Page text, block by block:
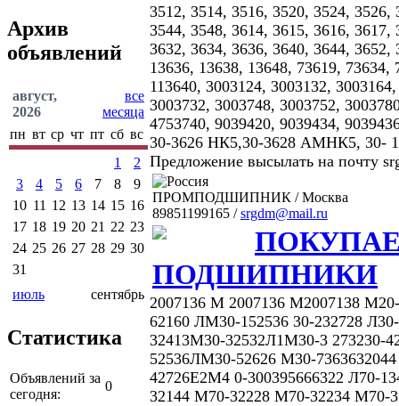
Архив
объявлений
август,
2026
все
месяца
пн вт ср чт пт сб вс
1
2
3
4 5 6 7 8
9
10 11 12 13 14 15 16
17 18 19 20 21 22 23
24 25 26 27 28 29 30
31
июль
сентябрь
Статистика
Объявлений за
сегодня:
0
3512, 3514, 3516, 3520, 3524,
3544, 3548, 3614, 3615, 3616,
3632, 3634, 3636, 3640, 3644,
13636, 13638, 13648, 73619, 73634,
113640, 3003124, 3003132,
3003732, 3003748, 3003752,
4753740, 9039420, 9039434,
30-3626 НК5,30-3628 АМНК5, 30-
Предложение высылать на почту
ПРОМПОДШИПНИК / Москва
89851199165 /srgdm@mail.ru
ПОДШИПНИКИ
2007136 М 2007136 М2007138
62160 ЛМ30-152536 30-232728
32413М30-32532Л1М30-3 273230-
52536ЛМ30-52626 М30-
42726Е2М4 0-300395666322 Л70-
32144 М70-32228 М70-32234